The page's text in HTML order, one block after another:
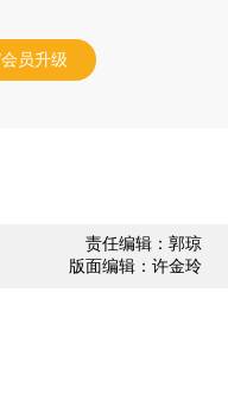
员升级
责任编辑：郭琼
版面编辑：许金玲